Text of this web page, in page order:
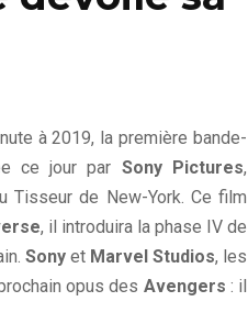
à 2019, la première bande-
ce jour par Sony Pictures,
Tisseur de New-York. Ce film
, il introduira la phase IV de
Sonyet Marvel Studios, les
opus des Avengers : il